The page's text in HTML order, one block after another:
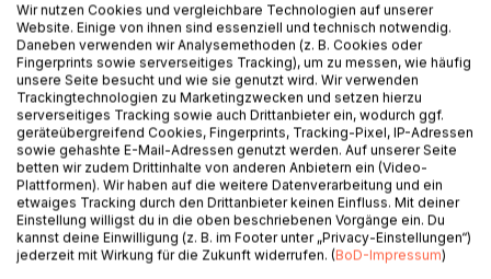
Auf die Merkliste
Titel bewerten
BESCHREIBUNG
Wir nutzen Cookies und vergleichbare Technologien auf unserer
Website. Einige von ihnen sind essenziell und technisch notwendig.
Daneben verwenden wir Analysemethoden (z. B. Cookies oder
Fingerprints sowie serverseitiges Tracking), um zu messen, wie häufig
unsere Seite besucht und wie sie genutzt wird. Wir verwenden
Trackingtechnologien zu Marketingzwecken und setzen hierzu
serverseitiges Tracking sowie auch Drittanbieter ein, wodurch ggf.
geräteübergreifend Cookies, Fingerprints, Tracking-Pixel, IP-Adressen
sowie gehashte E-Mail-Adressen genutzt werden. Auf unserer Seite
betten wir zudem Drittinhalte von anderen Anbietern ein (Video-
Plattformen). Wir haben auf die weitere Datenverarbeitung und ein
etwaiges Tracking durch den Drittanbieter keinen Einfluss. Mit deiner
Einstellung willigst du in die oben beschriebenen Vorgänge ein. Du
kannst deine Einwilligung (z. B. im Footer unter „Privacy-Einstellungen“)
jederzeit mit Wirkung für die Zukunft widerrufen. (BoD-Impressum)